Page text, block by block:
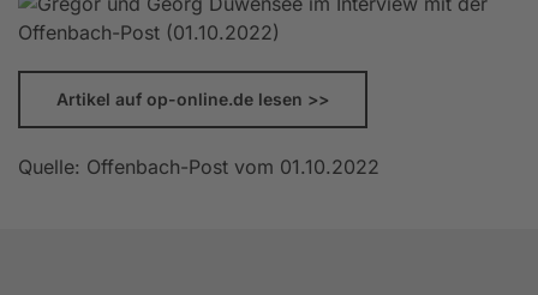
Artikel auf op-online.de lesen >>
Quelle: Offenbach-Post vom 01.10.2022